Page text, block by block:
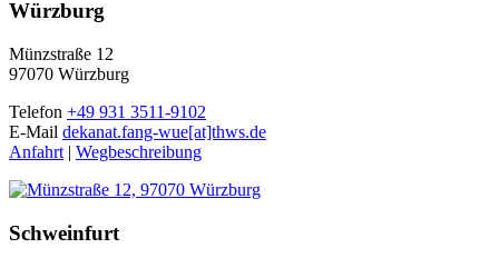
Würzburg
Münzstraße 12
97070 Würzburg
Telefon +49 931 3511-9102
E-Mail dekanat.fang-wue[at]thws.de
Anfahrt | Wegbeschreibung
Schweinfurt